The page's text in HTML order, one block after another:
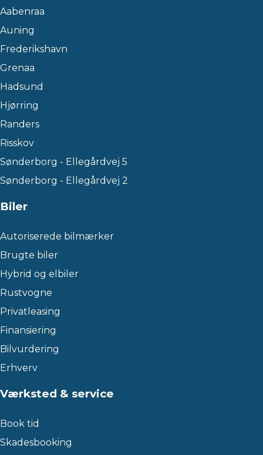
Aabenraa
Auning
Frederikshavn
Grenaa
Hadsund
Hjørring
Randers
Risskov
Sønderborg - Ellegårdvej 5
Sønderborg - Ellegårdvej 2
Biler
Autoriserede bilmærker
Brugte biler
Hybrid og elbiler
Rustvogne
Privatleasing
Finansiering
Bilvurdering
Erhverv
Værksted & service
Book tid
Skadesbooking